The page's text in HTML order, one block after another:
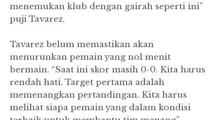
menemukan klub dengan gairah seperti ini”
puji Tavarez.
Tavarez belum memastikan akan
menurunkan pemain yang nol menit
bermain. “Saat ini skor masih 0-0. Kita harus
rendah hati. Target pertama adalah
memenangkan pertandingan. Kita harus
melihat siapa pemain yang dalam kondisi